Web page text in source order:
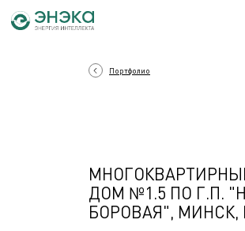
Портфолио
ДОМ №1.5 ПО Г.П.
БОРОВАЯ", МИНСК,